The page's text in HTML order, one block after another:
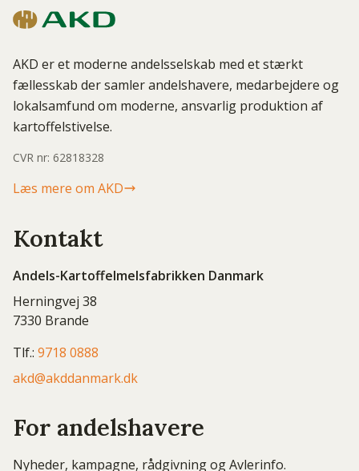
AKD er et moderne andelsselskab med et stærkt
fællesskab der samler andelshavere, medarbejdere og
lokalsamfund om moderne, ansvarlig produktion af
kartoffelstivelse.
CVR nr: 62818328
Læs mere om AKD
Kontakt
Andels-Kartoffelmelsfabrikken Danmark
Herningvej 38
7330 Brande
Tlf.: 9718 0888
akd@akddanmark.dk
For andelshavere
Nyheder, kampagne, rådgivning og Avlerinfo.